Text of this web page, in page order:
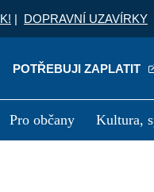
| DOPRAVNÍ UZAVÍRKY
POTŘEBUJI ZAPLATIT
Pro občany Kultura,